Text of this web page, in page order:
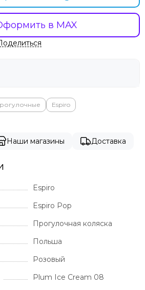
в MAX
Espiro
Наши магазины Доставка
Espiro
Espiro Pop
Прогулочная коляска
Польша
Розовый
Plum Ice Cream 08